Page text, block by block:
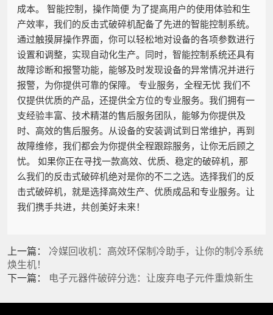
成本。 智能控制，操作简便 为了提高用户的使用体验和生
产效率，我们的反击式破碎机配备了先进的智能控制系统。
通过触摸屏操作界面，你可以轻松地对设备的各项参数进行
设置和调整，实现自动化生产。同时，智能控制系统还具有
故障诊断和报警功能，能够及时发现设备的异常情况并进行
报警，为你提供可靠的保障。 专业服务，全程无忧 我们不
仅提供优质的产品，还提供全方位的专业服务。我们拥有一
支经验丰富、技术精湛的售后服务团队，能够为你提供及
时、高效的售后服务。从设备的安装调试到日常维护，再到
故障维修，我们都会为你提供全程跟踪服务，让你无后顾之
忧。 如果你正在寻找一款高效、优质、稳定的破碎机，那
么我们的反击式破碎机绝对是你的不二之选。选择我们的反
击式破碎机，就是选择高效生产、优质成品和专业服务。让
我们携手共进，共创美好未来！
上一篇： 冷媒回收机：高效环保制冷助手，让你的制冷系统
焕生机！
下一篇： 电子元器件破碎分选：让废弃电子元件重焕新生